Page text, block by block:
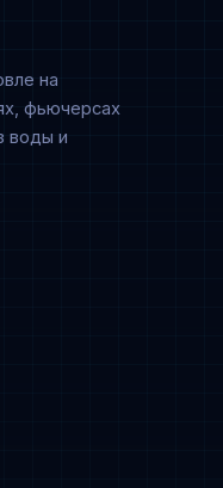
на
фьючерсах
воды и